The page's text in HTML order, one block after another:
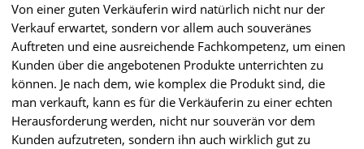
Von einer guten Verkäuferin wird natürlich nicht nur der
Verkauf erwartet, sondern vor allem auch souveränes
Auftreten und eine ausreichende Fachkompetenz, um einen
Kunden über die angebotenen Produkte unterrichten zu
können. Je nach dem, wie komplex die Produkt sind, die
man verkauft, kann es für die Verkäuferin zu einer echten
Herausforderung werden, nicht nur souverän vor dem
Kunden aufzutreten, sondern ihn auch wirklich gut zu